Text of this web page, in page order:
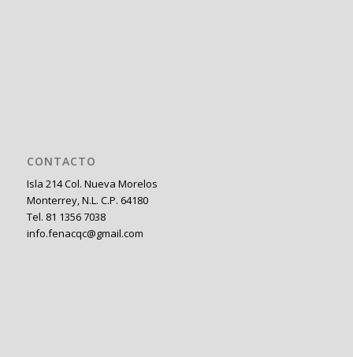
CONTACTO
Isla 214 Col. Nueva Morelos
Monterrey, N.L. C.P. 64180
Tel. 81 1356 7038
info.fenacqc@gmail.com